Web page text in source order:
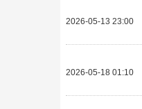
2026-05-13 23:00
2026-05-18 01:10